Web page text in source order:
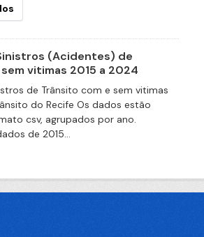
(Acidentes) de
vitimas 2015 a 2024
de Trânsito com e sem vitimas
do Recife Os dados estão
csv, agrupados por ano.
de 2015...